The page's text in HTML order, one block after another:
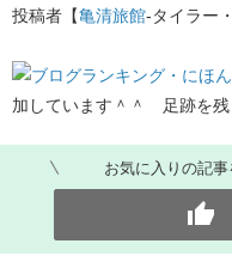
投稿者【亀清旅館-タイラー
加しています＾＾ 足跡を
お気に入りの記